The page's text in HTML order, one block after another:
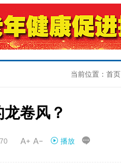
当前位置： 首页
卷风？
 播放 